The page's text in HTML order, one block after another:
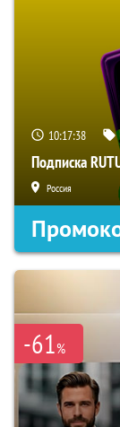
10:17:37
Подписка
Россия
-61%